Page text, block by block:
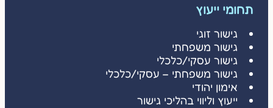
תחומי ייעוץ
גישור זוגי
גישור משפחתי
גישור עסקי/כלכלי
גישור משפחתי – עסקי/כלכלי
אימון יהודי
ייעוץ וליווי בהליכי גישור